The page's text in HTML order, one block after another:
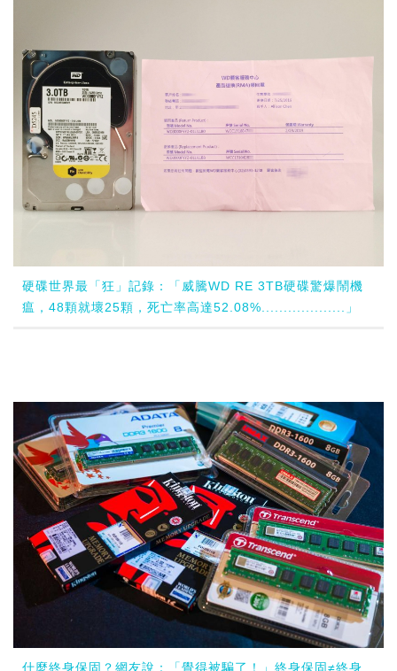
硬碟世界最「狂」記錄：「威騰WD RE 3TB硬碟驚爆鬧機
瘟，48顆就壞25顆，死亡率高達52.08%...................」
什麼終身保固？網友說：「覺得被騙了！」終身保固≠終身